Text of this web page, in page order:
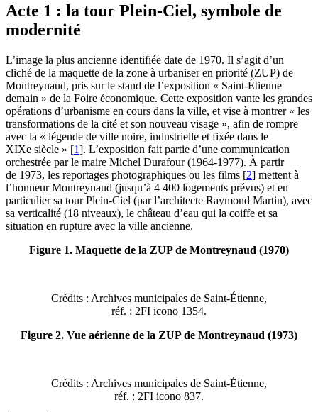
Acte 1 : la tour Plein-Ciel, symbole de
modernité
L’image la plus ancienne identifiée date de 1970. Il s’agit d’un
cliché de la maquette de la zone à urbaniser en priorité (ZUP) de
Montreynaud, pris sur le stand de l’exposition « Saint-Étienne
demain » de la Foire économique. Cette exposition vante les grandes
opérations d’urbanisme en cours dans la ville, et vise à montrer « les
transformations de la cité et son nouveau visage », afin de rompre
avec la « légende de ville noire, industrielle et fixée dans le
XIXe siècle » [1]. L’exposition fait partie d’une communication
orchestrée par le maire Michel Durafour (1964‑1977). À partir
de 1973, les reportages photographiques ou les films [2] mettent à
l’honneur Montreynaud (jusqu’à 4 400 logements prévus) et en
particulier sa tour Plein-Ciel (par l’architecte Raymond Martin), avec
sa verticalité (18 niveaux), le château d’eau qui la coiffe et sa
situation en rupture avec la ville ancienne.
Figure 1. Maquette de la ZUP de Montreynaud (1970)
Crédits : Archives municipales de Saint-Étienne,
réf. : 2FI icono 1354.
Figure 2. Vue aérienne de la ZUP de Montreynaud (1973)
Crédits : Archives municipales de Saint-Étienne,
réf. : 2FI icono 837.